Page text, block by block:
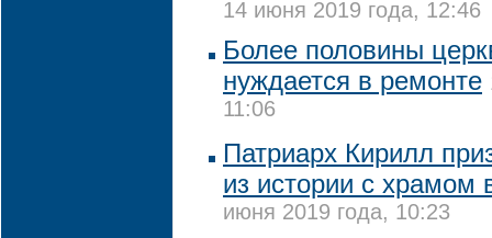
14 июня 2019 года, 12:46
Более половины
нуждается в ремонте
11:06
Патриарх Кирилл
из истории с храмом
июня 2019 года, 10:23